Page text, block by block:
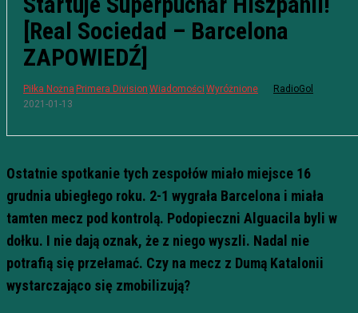
[Real Sociedad – Barcelona
ZAPOWIEDŹ]
Piłka Nożna Primera Division Wiadomości Wyróżnione
RadioGol
2021-01-13
Ostatnie spotkanie tych zespołów miało miejsce 16
grudnia ubiegłego roku. 2-1 wygrała Barcelona i miała
tamten mecz pod kontrolą. Podopieczni Alguacila byli w
dołku. I nie dają oznak, że z niego wyszli. Nadal nie
potrafią się przełamać. Czy na mecz z Dumą Katalonii
wystarczająco się zmobilizują?